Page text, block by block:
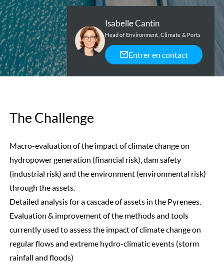
Isabelle Cantin
Head of Environment, Climate & Ports
Entrer en contact
The Challenge
Macro-evaluation of the impact of climate change on
hydropower generation (financial risk), dam safety
(industrial risk) and the environment (environmental risk)
through the assets.
Detailed analysis for a cascade of assets in the Pyrenees.
Evaluation & improvement of the methods and tools
currently used to assess the impact of climate change on
regular flows and extreme hydro-climatic events (storm
rainfall and floods)